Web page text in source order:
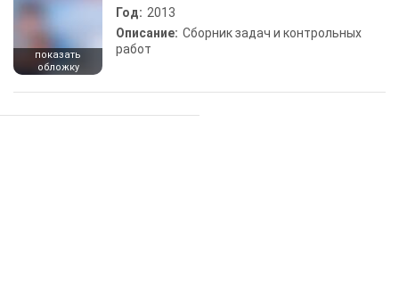
показать
обложку
Год: 2013
Описание: Сборник задач и контрольных
работ